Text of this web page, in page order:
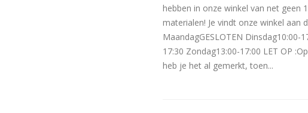
hebben in onze winkel van net geen
materialen! Je vindt onze winkel
MaandagGESLOTEN Dinsdag10:00-
17:30 Zondag13:00-17:00 LET OP
heb je het al gemerkt, toen...